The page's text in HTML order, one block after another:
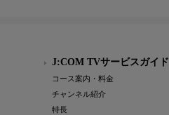
J:COM TVサービスガイド
コース案内・料金
チャンネル紹介
特長